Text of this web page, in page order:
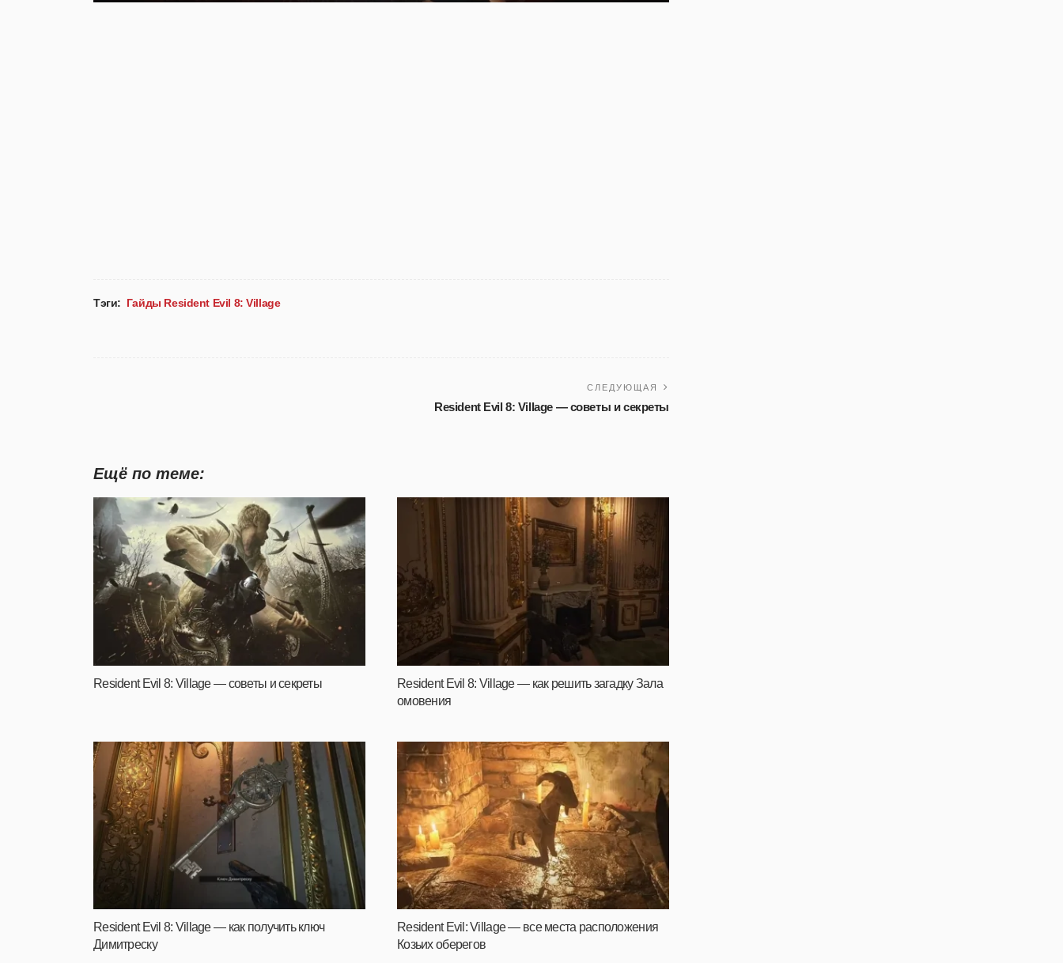
Тэги: Гайды Resident Evil 8: Village
СЛЕДУЮЩАЯ
Resident Evil 8: Village — советы и секреты
Ещё по теме:
Resident Evil 8: Village — советы и секреты
Resident Evil 8: Village — как решить загадку Зала
омовения
Resident Evil 8: Village — как получить ключ
Димитреску
Resident Evil: Village — все места расположения
Козьих оберегов